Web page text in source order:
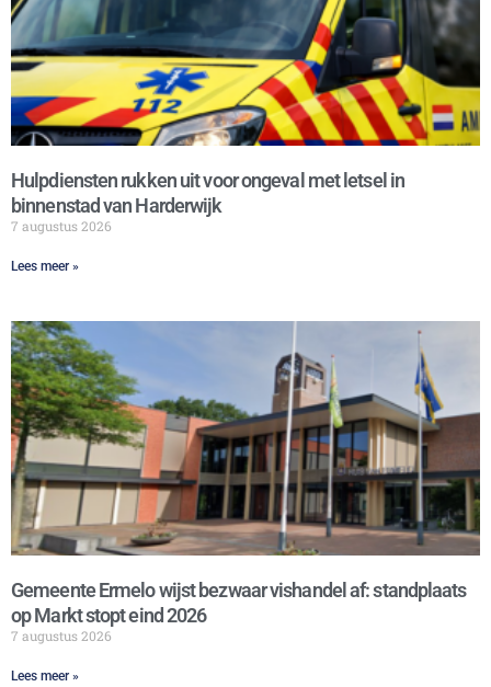
Hulpdiensten rukken uit voor ongeval met letsel in
binnenstad van Harderwijk
7 augustus 2026
Lees meer »
Gemeente Ermelo wijst bezwaar vishandel af: standplaats
op Markt stopt eind 2026
7 augustus 2026
Lees meer »